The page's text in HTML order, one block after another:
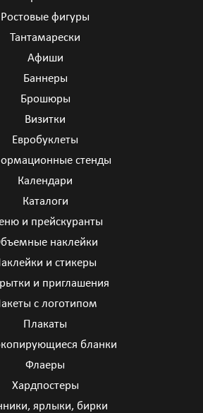
Ростовые фигуры
Тантамарески
Афиши
Баннеры
Брошюры
Визитки
Евробуклеты
стенды
Календари
Каталоги
и прейскуранты
наклейки
и стикеры
и приглашения
с логотипом
Плакаты
бланки
Флаеры
Хардпостеры
ярлыки, бирки